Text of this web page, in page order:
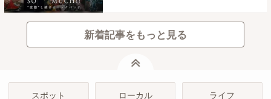
新着記事をもっと見る
スポット ローカル ライフ